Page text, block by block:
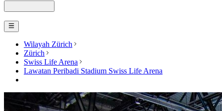
Wilayah Zürich
Zürich
Swiss Life Arena
Lawatan Peribadi Stadium Swiss Life Arena